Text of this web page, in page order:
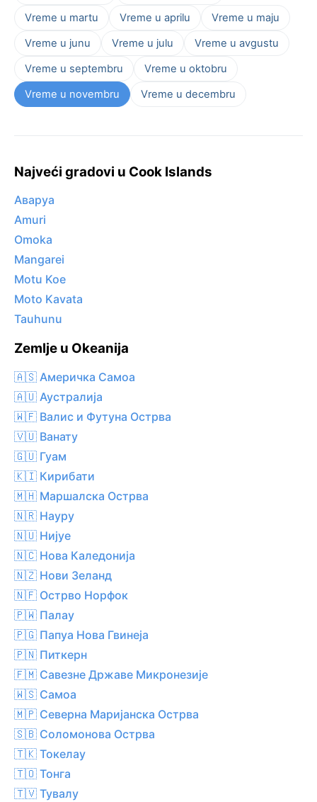
Vreme u martu Vreme u aprilu
Vreme u maju
Vreme u junu
Vreme u julu
Vreme u avgustu
Vreme u septembru
Vreme u oktobru
Vreme u novembru
Vreme u decembru
Najveći gradovi u Cook Islands
Аваруа
Amuri
Omoka
Mangarei
Motu Koe
Moto Kavata
Tauhunu
Zemlje u Okeanija
🇦🇸 Америчка Самоа
🇦🇺 Аустралија
🇼🇫 Валис и Футуна Острва
🇻🇺 Ванату
🇬🇺 Гуам
🇰🇮 Кирибати
🇲🇭 Маршалска Острва
🇳🇷 Науру
🇳🇺 Нијуе
🇳🇨 Нова Каледонија
🇳🇿 Нови Зеланд
🇳🇫 Острво Норфок
🇵🇼 Палау
🇵🇬 Папуа Нова Гвинеја
🇵🇳 Питкерн
🇫🇲 Савезне Државе Микронезије
🇼🇸 Самоа
🇲🇵 Северна Маријанска Острва
🇸🇧 Соломонова Острва
🇹🇰 Токелау
🇹🇴 Тонга
🇹🇻 Тувалу